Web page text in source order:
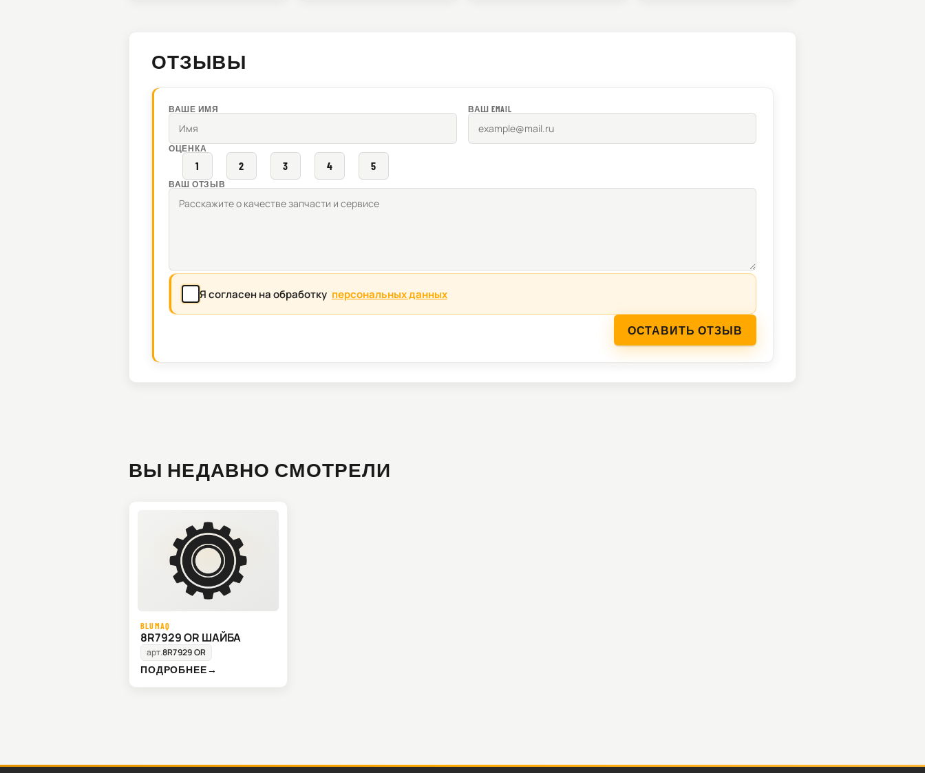
ОТЗЫВЫ
ВАШЕ ИМЯ ВАШ EMAIL
ОЦЕНКА
1 2 3 4 5
ВАШ ОТЗЫВ
Я согласен на обработку персональных данных
ОСТАВИТЬ ОТЗЫВ
ВЫ НЕДАВНО СМОТРЕЛИ
BLUMAQ
8R7929 OR ШАЙБА
арт.8R7929 OR
ПОДРОБНЕЕ→